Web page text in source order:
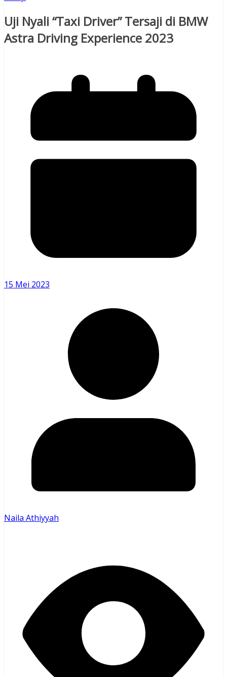
Uji Nyali “Taxi Driver” Tersaji di BMW
Astra Driving Experience 2023
15 Mei 2023
Naila Athiyyah